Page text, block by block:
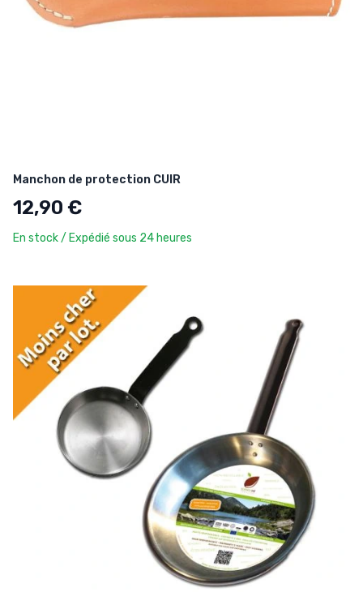
Manchon de protection CUIR
12,90 €
En stock / Expédié sous 24 heures